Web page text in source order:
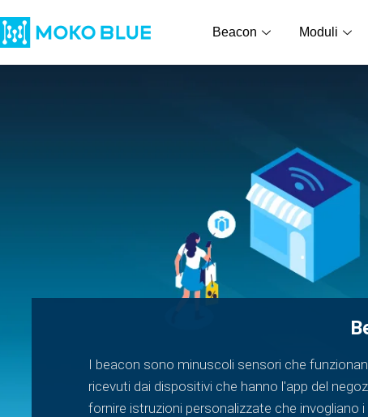
Beacon Moduli
I beacon sono minuscoli sensori che
ricevuti dai dispositivi che hanno l'app del
fornire istruzioni personalizzate che